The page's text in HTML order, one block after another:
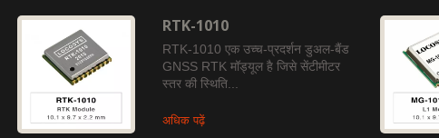
RTK-1010
RTK-1010 एक उच्च-प्रदर्शन डुअल-बैंड
GNSS RTK मॉड्यूल है जिसे सेंटीमीटर
स्तर की स्थिति...
अधिक पढ़ें